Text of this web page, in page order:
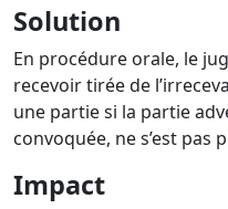
Solution
En procédure orale, le
recevoir tirée de
une partie si la partie
convoquée, ne s’est pas
Impact